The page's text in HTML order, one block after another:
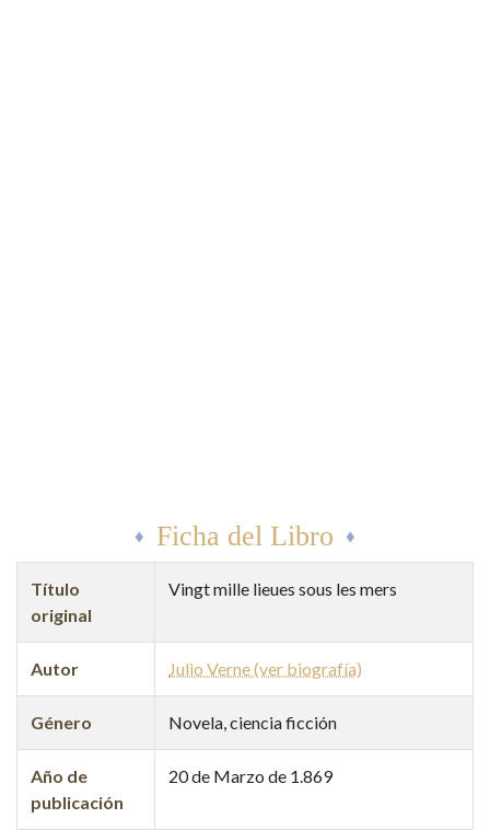
Ficha del Libro
Título
original
Vingt mille lieues sous les mers
Autor Julio Verne (ver biografía)
Género Novela, ciencia ficción
Año de
publicación
20 de Marzo de 1.869